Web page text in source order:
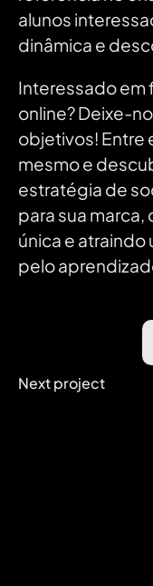
alunos
dinâmica e
Interessado em
online? Deixe-
objetivos! Entre
mesmo e
estratégia de
para sua
única e atraindo
pelo
Next project